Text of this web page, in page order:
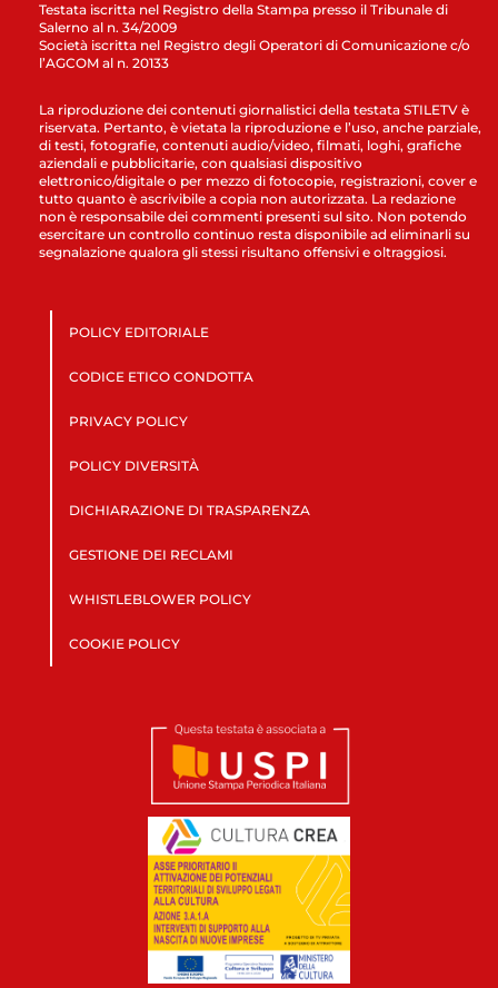
Testata iscritta nel Registro della Stampa presso il Tribunale di
Salerno al n. 34/2009
Società iscritta nel Registro degli Operatori di Comunicazione c/o
l’AGCOM al n. 20133
La riproduzione dei contenuti giornalistici della testata STILETV è
riservata. Pertanto, è vietata la riproduzione e l’uso, anche parziale,
di testi, fotografie, contenuti audio/video, filmati, loghi, grafiche
aziendali e pubblicitarie, con qualsiasi dispositivo
elettronico/digitale o per mezzo di fotocopie, registrazioni, cover e
tutto quanto è ascrivibile a copia non autorizzata. La redazione
non è responsabile dei commenti presenti sul sito. Non potendo
esercitare un controllo continuo resta disponibile ad eliminarli su
segnalazione qualora gli stessi risultano offensivi e oltraggiosi.
POLICY EDITORIALE
CODICE ETICO CONDOTTA
PRIVACY POLICY
POLICY DIVERSITÀ
DICHIARAZIONE DI TRASPARENZA
GESTIONE DEI RECLAMI
WHISTLEBLOWER POLICY
COOKIE POLICY